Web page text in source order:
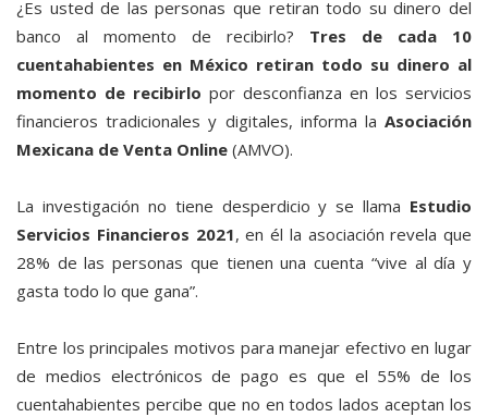
¿Es usted de las personas que retiran todo su dinero del
banco al momento de recibirlo? Tres de cada 10
cuentahabientes en México retiran todo su dinero al
momento de recibirlo por desconfianza en los servicios
financieros tradicionales y digitales, informa la Asociación
Mexicana de Venta Online (AMVO).
La investigación no tiene desperdicio y se llama Estudio
Servicios Financieros 2021, en él la asociación revela que
28% de las personas que tienen una cuenta “vive al día y
gasta todo lo que gana”.
Entre los principales motivos para manejar efectivo en lugar
de medios electrónicos de pago es que el 55% de los
cuentahabientes percibe que no en todos lados aceptan los